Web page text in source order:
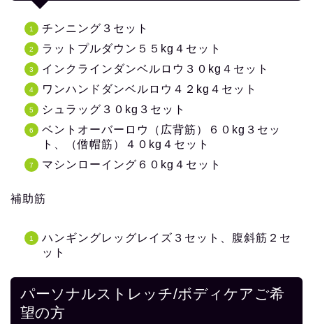
チンニング３セット
ラットプルダウン５５kg４セット
インクラインダンベルロウ３０kg４セット
ワンハンドダンベルロウ４２kg４セット
シュラッグ３０kg３セット
ベントオーバーロウ（広背筋）６０kg３セッ
ト、（僧帽筋）４０kg４セット
マシンローイング６０kg４セット
補助筋
ハンギングレッグレイズ３セット、腹斜筋２セ
ット
パーソナルストレッチ/ボディケアご希
望の方